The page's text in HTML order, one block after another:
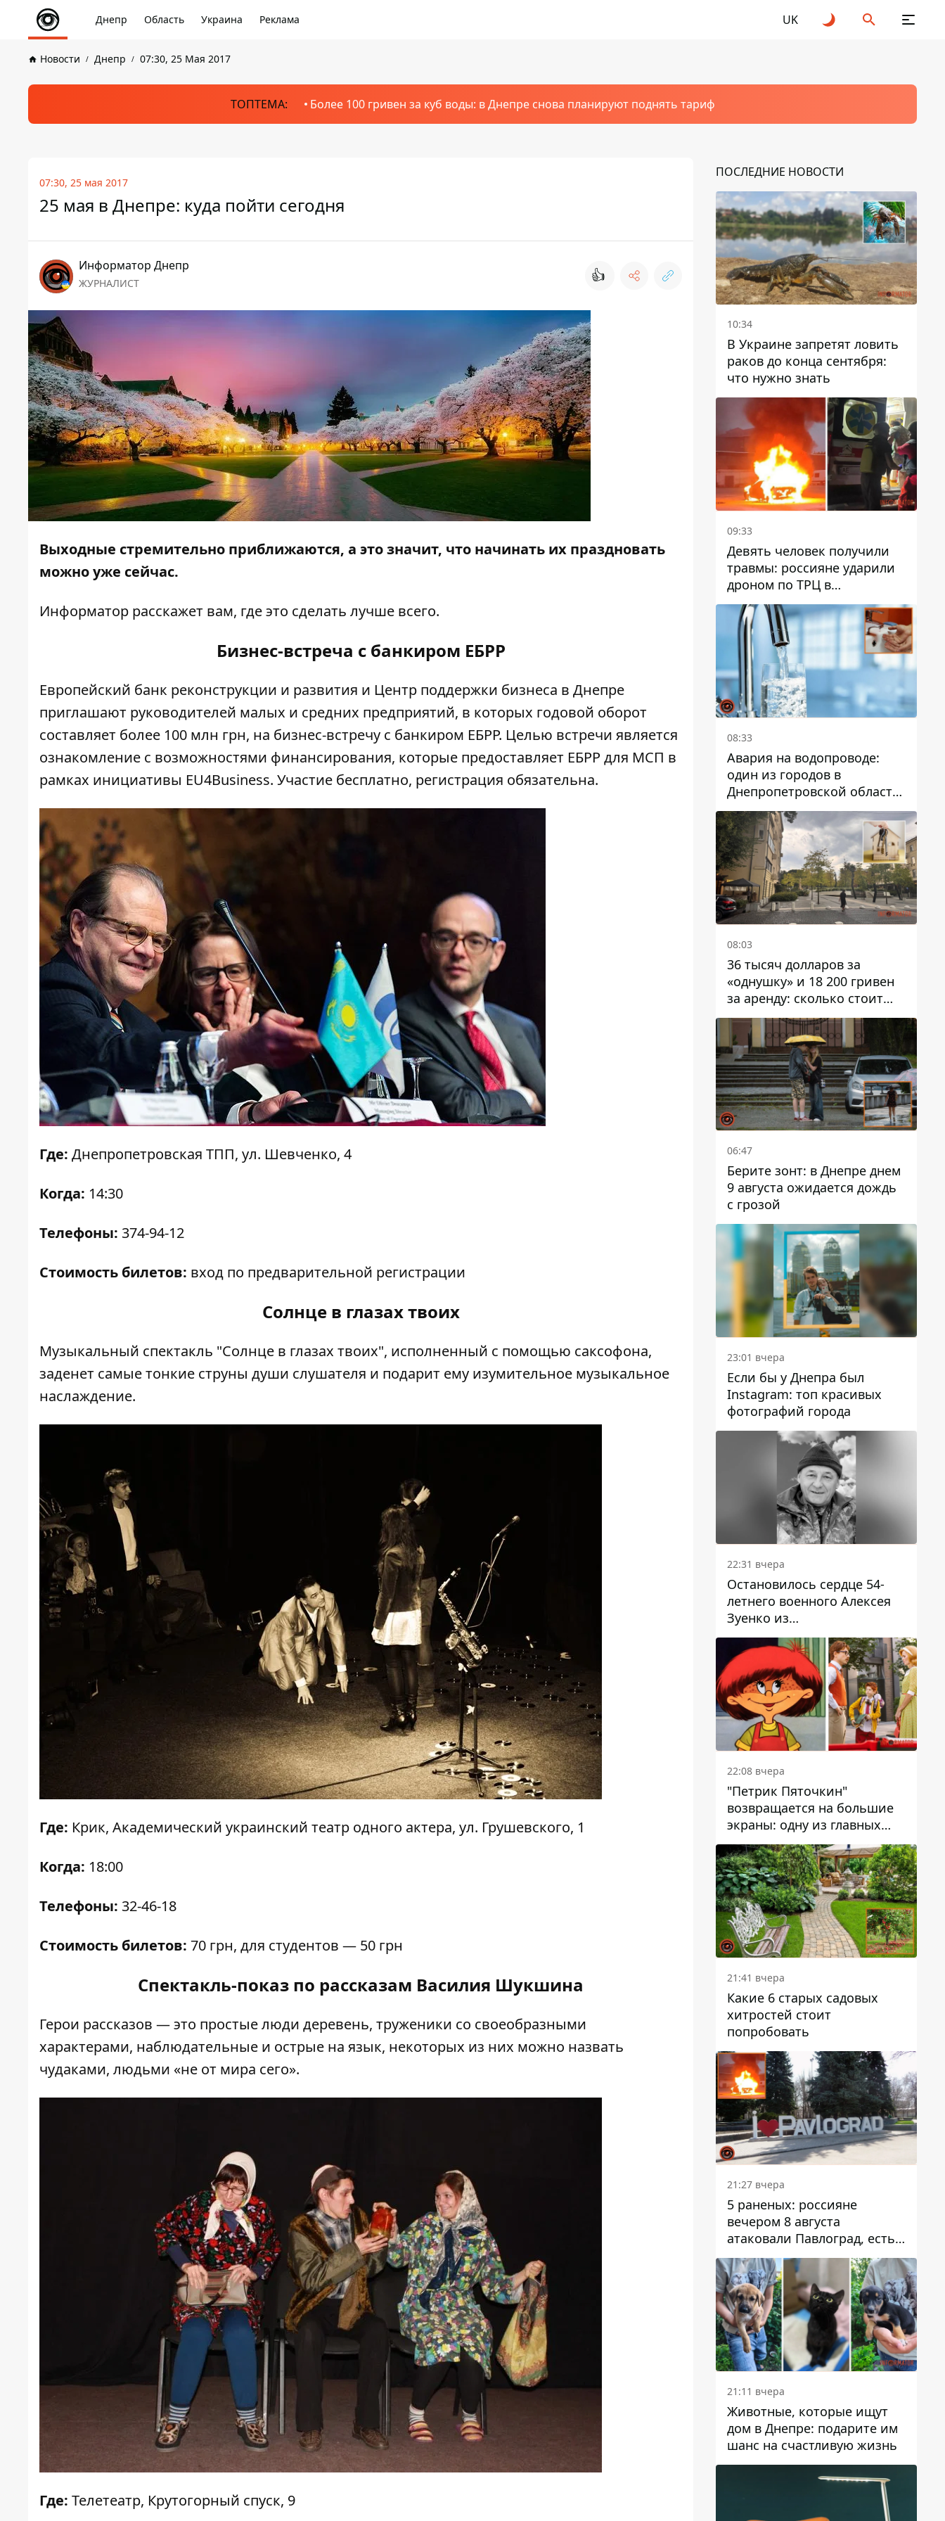
Днепр Область Украина Реклама UK
Новости Днепр 07:30, 25 Мая 2017
ТОПТЕМА: Более 100 гривен за куб воды: в Днепре снова планируют поднять тариф
07:30, 25 мая 2017
25 мая в Днепре: куда пойти сегодня
Информатор Днепр
ЖУРНАЛИСТ 👍
Выходные стремительно приближаются, а это значит, что начинать их праздновать
можно уже сейчас.
Информатор расскажет вам, где это сделать лучше всего.
Бизнес-встреча с банкиром ЕБРР
Европейский банк реконструкции и развития и Центр поддержки бизнеса в Днепре
приглашают руководителей малых и средних предприятий, в которых годовой оборот
составляет более 100 млн грн, на бизнес-встречу с банкиром ЕБРР. Целью встречи является
ознакомление с возможностями финансирования, которые предоставляет ЕБРР для МСП в
рамках инициативы EU4Business. Участие бесплатно, регистрация обязательна.
Где: Днепропетровская ТПП, ул. Шевченко, 4
Когда: 14:30
Телефоны: 374-94-12
Стоимость билетов: вход по предварительной регистрации
Солнце в глазах твоих
Музыкальный спектакль "Солнце в глазах твоих", исполненный с помощью саксофона,
заденет самые тонкие струны души слушателя и подарит ему изумительное музыкальное
наслаждение.
Где: Крик, Академический украинский театр одного актера, ул. Грушевского, 1
Когда: 18:00
Телефоны: 32-46-18
Стоимость билетов: 70 грн, для студентов — 50 грн
Спектакль-показ по рассказам Василия Шукшина
Герои рассказов — это простые люди деревень, труженики со своеобразными
характерами, наблюдательные и острые на язык, некоторых из них можно назвать
чудаками, людьми «не от мира сего».
Где: Телетеатр, Крутогорный спуск, 9
ПОСЛЕДНИЕ НОВОСТИ
10:34
В Украине запретят ловить
раков до конца сентября:
что нужно знать
09:33
Девять человек получили
травмы: россияне ударили
дроном по ТРЦ в
Павлограде, будет ли
работать заведение в
дальнейшем
08:33
Авария на водопроводе:
один из городов в
Днепропетровской области
остался без воды
08:03
36 тысяч долларов за
«однушку» и 18 200 гривен
за аренду: сколько стоит
жилье в Днепропетровской
области
06:47
Берите зонт: в Днепре днем ​​
9 августа ожидается дождь
с грозой
23:01 вчера
Если бы у Днепра был
Instagram: топ красивых
фотографий города
22:31 вчера
Остановилось сердце 54-
летнего военного Алексея
Зуенко из
Днепропетровской области
22:08 вчера
"Петрик Пяточкин"
возвращается на большие
экраны: одну из главных
ролей сыграет 9-летний
днепрянин Александр
Войтеховский
21:41 вчера
Какие 6 старых садовых
хитростей стоит
попробовать
21:27 вчера
5 раненых: россияне
вечером 8 августа
атаковали Павлоград, есть
возгорание
21:11 вчера
Животные, которые ищут
дом в Днепре: подарите им
шанс на счастливую жизнь